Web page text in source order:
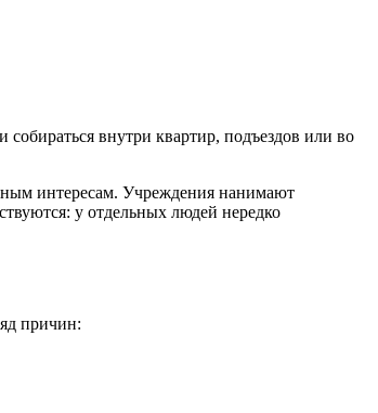
внутри квартир, подъездов или во
интересам. Учреждения нанимают
у отдельных людей нередко
причин: